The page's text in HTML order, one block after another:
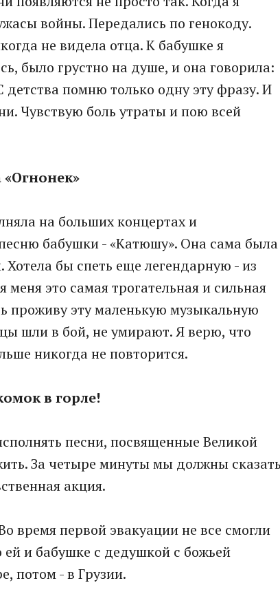
войны. Передались по генокоду.
не видела отца. К бабушке я
было грустно на душе, и она говорила:
помню только одну эту фразу. И
Чувствую боль утраты и пою всей
на больших концертах и
бабушки - «Катюшу». Она сама была
бы спеть еще легендарную - из
это самая трогательная и сильная
проживу эту маленькую музыкальную
шли в бой, не умирают. Я верю, что
никогда не повторится.
в горле!
песни, посвященные Великой
За четыре минуты мы должны сказать
акция.
время первой эвакуации не все смогли
ей и бабушке с дедушкой с божьей
потом - в Грузии.